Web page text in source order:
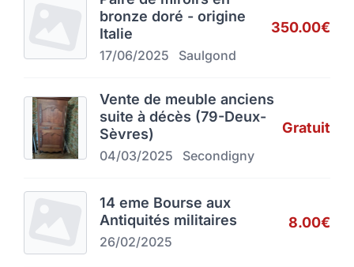
bronze doré - origine
Italie
17/06/2025 Saulgond
350.00€
Vente de meuble anciens
suite à décès (79-Deux-
Sèvres)
04/03/2025 Secondigny
Gratuit
14 eme Bourse aux
Antiquités militaires
26/02/2025
8.00€